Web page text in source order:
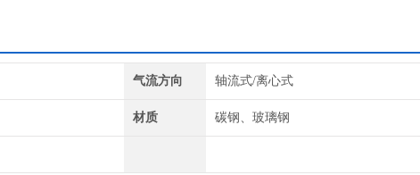
气流方向 轴流式/离心式
材质 碳钢、玻璃钢